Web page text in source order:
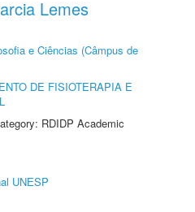
Lemes
e Ciências (Câmpus de
DE FISIOTERAPIA E
RDIDP Academic
UNESP